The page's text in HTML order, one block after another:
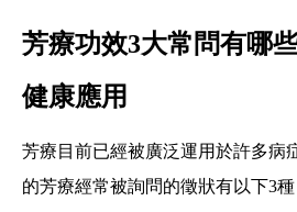
芳療功效3大常問有哪
健康應用
芳療目前已經被廣泛運用於許多病
的芳療經常被詢問的徵狀有以下3種